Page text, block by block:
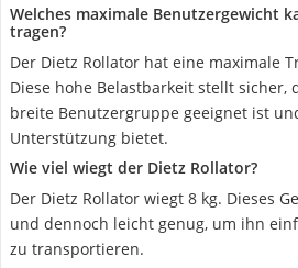
Welches maximale Benutzergewicht
tragen?
Der Dietz Rollator hat eine maximale
Diese hohe Belastbarkeit stellt sicher,
breite Benutzergruppe geeignet ist
Unterstützung bietet.
Wie viel wiegt der Dietz Rollator?
Der Dietz Rollator wiegt 8 kg. Dieses
und dennoch leicht genug, um ihn
zu transportieren.